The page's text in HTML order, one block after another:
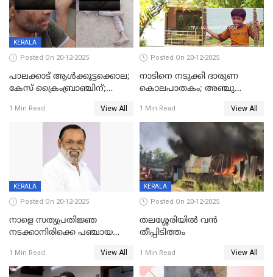
KERALA
Posted On 20-12-2025
പാലക്കാട് ആൾക്കൂട്ടക്കൊല;
കേസ് ക്രൈംബ്രാഞ്ചിന്;
അന്വേഷിക്കും
1 Min Read View All
Posted On 20-12-2025
നാടിനെ നടുക്കി ദാരുണ
കൊലപാതകം; അഞ്ചു
കഴുത്തുഞെരിച്ച് കൊന്നു
1 Min Read View All
KERALA
Posted On 20-12-2025
നാളെ സത്യപ്രതിജ്ഞ
നടക്കാനിരിക്കെ പഞ്ചായത്ത്
1 Min Read View All
KERALA
Posted On 20-12-2025
തലശ്ശേരിയിൽ വൻ
തീപ്പിടിത്തം
1 Min Read View All